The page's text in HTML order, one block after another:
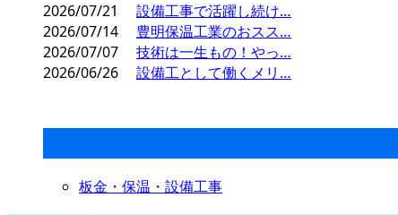
2026/07/21
設備工事で活躍し続け…
2026/07/14
豊明保温工業のおスス…
2026/07/07
技術は一生もの！やっ…
2026/06/26
設備工として働くメリ…
板金・保温・設備工事